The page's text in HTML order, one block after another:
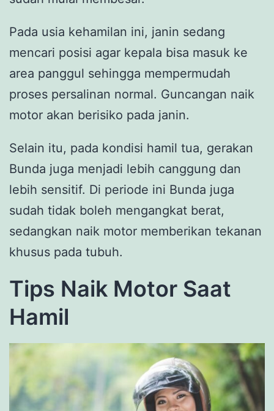
Pada usia kehamilan ini, janin sedang
mencari posisi agar kepala bisa masuk ke
area panggul sehingga mempermudah
proses persalinan normal. Guncangan naik
motor akan berisiko pada janin.
Selain itu, pada kondisi hamil tua, gerakan
Bunda juga menjadi lebih canggung dan
lebih sensitif. Di periode ini Bunda juga
sudah tidak boleh mengangkat berat,
sedangkan naik motor memberikan tekanan
khusus pada tubuh.
Tips Naik Motor Saat
Hamil